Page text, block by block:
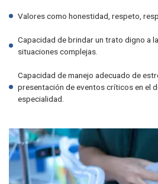
Valores como honestidad, respeto,
Capacidad de brindar un trato digno a
situaciones complejas.
Capacidad de manejo adecuado de
presentación de eventos críticos en el
especialidad.